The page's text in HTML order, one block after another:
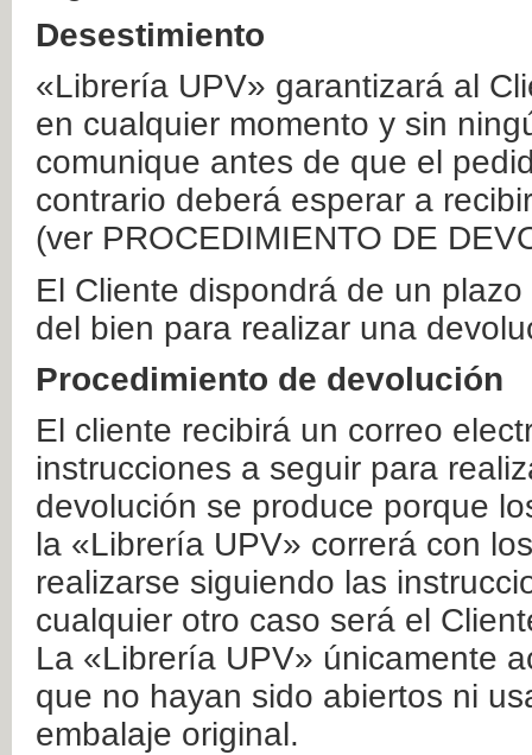
Desestimiento
«Librería UPV» garantizará al
en cualquier momento y sin
comunique antes de que el
contrario deberá esperar a
(ver PROCEDIMIENTO DE
El Cliente dispondrá de un
del bien para realizar una
Procedimiento de devolución
El cliente recibirá un correo
instrucciones a seguir para
devolución se produce porque
la «Librería UPV» correrá con
realizarse siguiendo las
cualquier otro caso será el
La «Librería UPV» únicamente
que no hayan sido abiertos ni
embalaje original.